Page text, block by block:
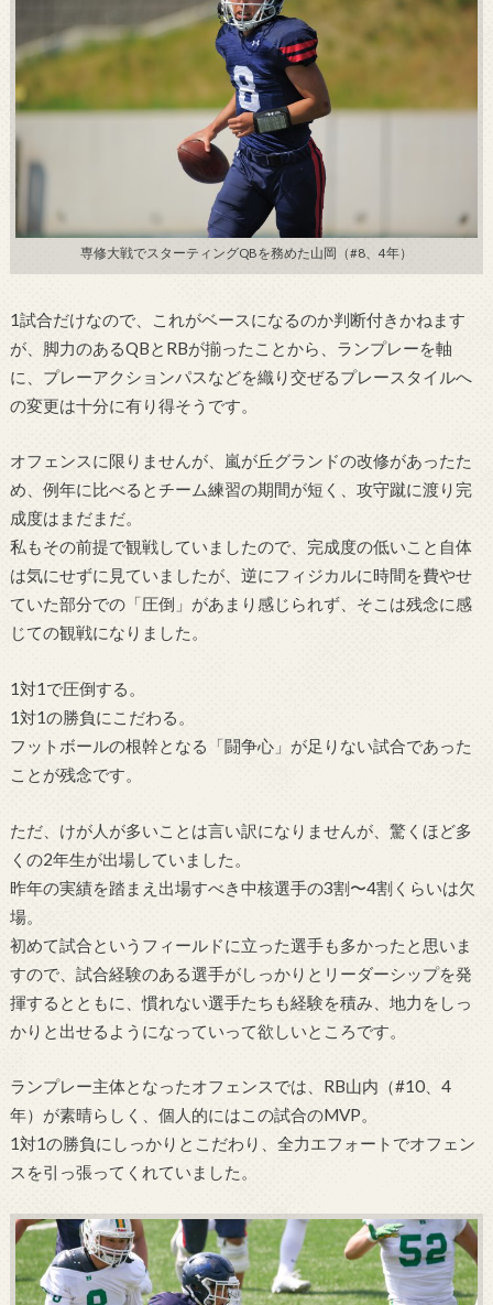
専修大戦でスターティングQBを務めた山岡（#8、4年）
1試合だけなので、これがベースになるのか判断付きかねます
が、脚力のあるQBとRBが揃ったことから、ランプレーを軸
に、プレーアクションパスなどを織り交ぜるプレースタイルへ
の変更は十分に有り得そうです。
オフェンスに限りませんが、嵐が丘グランドの改修があったた
め、例年に比べるとチーム練習の期間が短く、攻守蹴に渡り完
成度はまだまだ。
私もその前提で観戦していましたので、完成度の低いこと自体
は気にせずに見ていましたが、逆にフィジカルに時間を費やせ
ていた部分での「圧倒」があまり感じられず、そこは残念に感
じての観戦になりました。
1対1で圧倒する。
1対1の勝負にこだわる。
フットボールの根幹となる「闘争心」が足りない試合であった
ことが残念です。
ただ、けが人が多いことは言い訳になりませんが、驚くほど多
くの2年生が出場していました。
昨年の実績を踏まえ出場すべき中核選手の3割〜4割くらいは欠
場。
初めて試合というフィールドに立った選手も多かったと思いま
すので、試合経験のある選手がしっかりとリーダーシップを発
揮するとともに、慣れない選手たちも経験を積み、地力をしっ
かりと出せるようになっていって欲しいところです。
ランプレー主体となったオフェンスでは、RB山内（#10、4
年）が素晴らしく、個人的にはこの試合のMVP。
1対1の勝負にしっかりとこだわり、全力エフォートでオフェン
スを引っ張ってくれていました。